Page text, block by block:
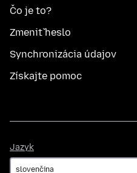
Čo je to?
Zmeniť heslo
Synchronizácia údajov
Získajte pomoc
Jazyk